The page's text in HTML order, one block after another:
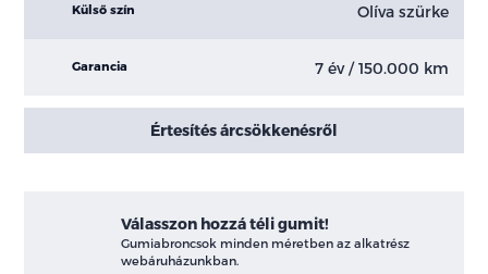
Külső szín Olíva szürke
Garancia 7 év / 150.000 km
Értesítés árcsökkenésről
Válasszon hozzá téli gumit!
Gumiabroncsok minden méretben az alkatrész
webáruházunkban.